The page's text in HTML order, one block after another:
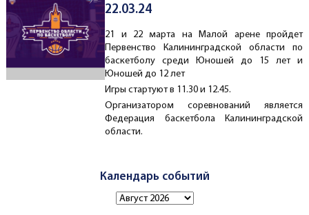
22.03.24
21 и 22 марта на Малой арене пройдет
Первенство Калининградской области по
баскетболу среди Юношей до 15 лет и
Юношей до 12 лет
Игры стартуют в 11.30 и 12.45.
Организатором соревнований является
Федерация баскетбола Калининградской
области.
Календарь событий